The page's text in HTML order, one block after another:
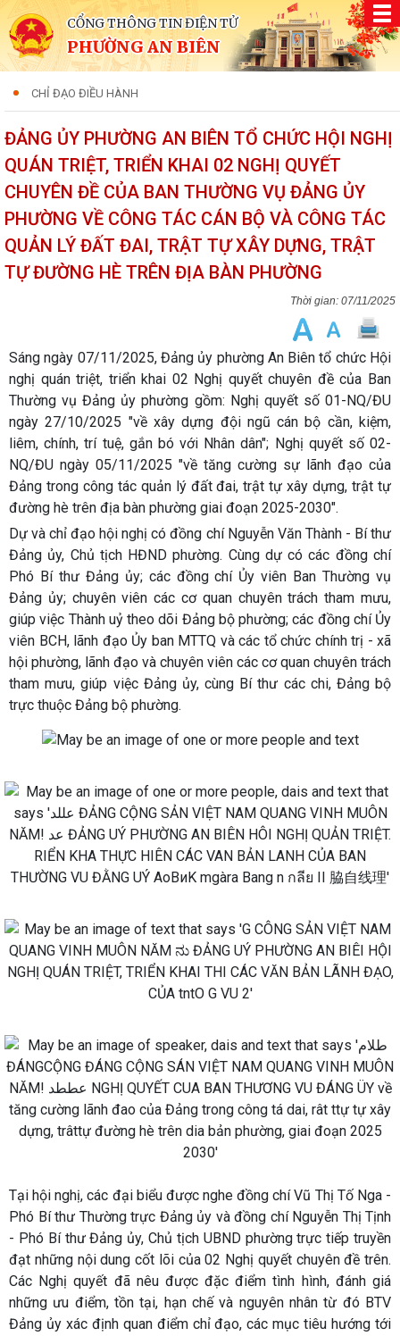
CỔNG THÔNG TIN ĐIỆN TỬ
PHƯỜNG AN BIÊN
CHỈ ĐẠO ĐIỀU HÀNH
ĐẢNG ỦY PHƯỜNG AN BIÊN TỔ CHỨC HỘI NGHỊ
QUÁN TRIỆT, TRIỂN KHAI 02 NGHỊ QUYẾT
CHUYÊN ĐỀ CỦA BAN THƯỜNG VỤ ĐẢNG ỦY
PHƯỜNG VỀ CÔNG TÁC CÁN BỘ VÀ CÔNG TÁC
QUẢN LÝ ĐẤT ĐAI, TRẬT TỰ XÂY DỰNG, TRẬT
TỰ ĐƯỜNG HÈ TRÊN ĐỊA BÀN PHƯỜNG
07/11/2025
Sáng ngày 07/11/2025, Đảng ủy phường An Biên tổ chức Hội
nghị quán triệt, triển khai 02 Nghị quyết chuyên đề của Ban
Thường vụ Đảng ủy phường gồm: Nghị quyết số 01-NQ/ĐU
ngày 27/10/2025 "về xây dựng đội ngũ cán bộ cần, kiệm,
liêm, chính, trí tuệ, gắn bó với Nhân dân"; Nghị quyết số 02-
NQ/ĐU ngày 05/11/2025 "về tăng cường sự lãnh đạo của
Đảng trong công tác quản lý đất đai, trật tự xây dựng, trật tự
đường hè trên địa bàn phường giai đoạn 2025-2030".
Dự và chỉ đạo hội nghị có đồng chí Nguyễn Văn Thành - Bí thư
Đảng ủy, Chủ tịch HĐND phường. Cùng dự có các đồng chí
Phó Bí thư Đảng ủy; các đồng chí Ủy viên Ban Thường vụ
Đảng ủy; chuyên viên các cơ quan chuyên trách tham mưu,
giúp việc Thành uỷ theo dõi Đảng bộ phường; các đồng chí Ủy
viên BCH, lãnh đạo Ủy ban MTTQ và các tổ chức chính trị - xã
hội phường, lãnh đạo và chuyên viên các cơ quan chuyên trách
tham mưu, giúp việc Đảng ủy, cùng Bí thư các chi, Đảng bộ
trực thuộc Đảng bộ phường.
Tại hội nghị, các đại biểu được nghe đồng chí Vũ Thị Tố Nga -
Phó Bí thư Thường trực Đảng ủy và đồng chí Nguyễn Thị Tịnh
- Phó Bí thư Đảng ủy, Chủ tịch UBND phường trực tiếp truyền
đạt những nội dung cốt lõi của 02 Nghị quyết chuyên đề trên.
Các Nghị quyết đã nêu được đặc điểm tình hình, đánh giá
những ưu điểm, tồn tại, hạn chế và nguyên nhân từ đó BTV
Đảng ủy xác định quan điểm chỉ đạo, các mục tiêu hướng tới